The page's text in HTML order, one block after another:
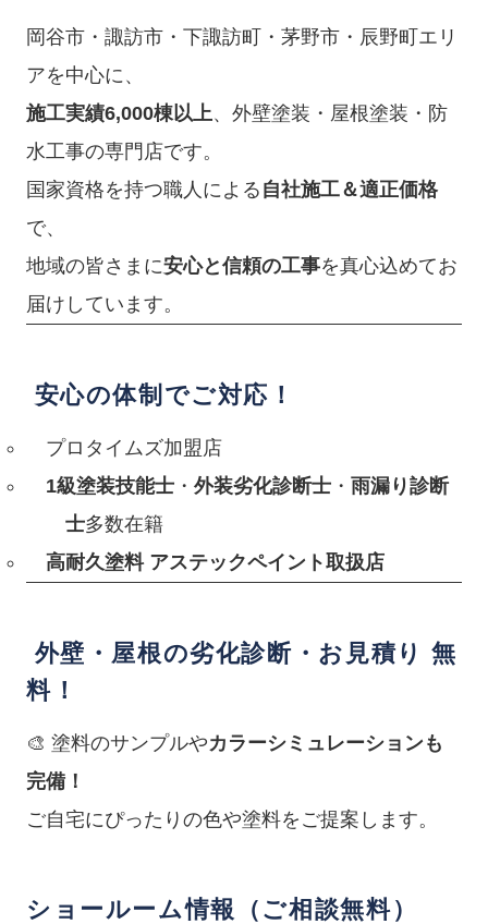
岡谷市・諏訪市・下諏訪町・茅野市・辰野町エリ
アを中心に、
施工実績6,000棟以上、外壁塗装・屋根塗装・防
水工事の専門店です。
国家資格を持つ職人による 自社施工＆適正価格
で、
地域の皆さまに安心と信頼の工事を真心込めてお
届けしています。
安心の体制でご対応！
プロタイムズ加盟店
1級塗装技能士・ 外装劣化診断士・ 雨漏り診断
士多数在籍
高耐久塗料 アステックペイント取扱店
外壁・屋根の劣化診断・お見積り 無
料！
🎨 塗料のサンプルやカラーシミュレーションも
完備！
ご自宅にぴったりの色や塗料をご提案します。
ショールーム情報（ご相談無料）